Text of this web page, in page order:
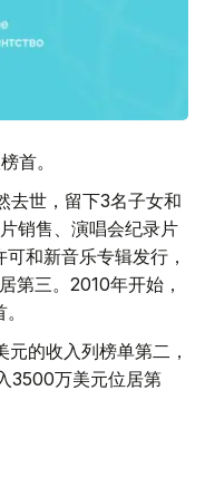
首。
去世，留下3名子女和
销售、演唱会纪录片
和新音乐专辑发行，
第三。2010年开始，
的收入列榜单第二，
3500万美元位居第